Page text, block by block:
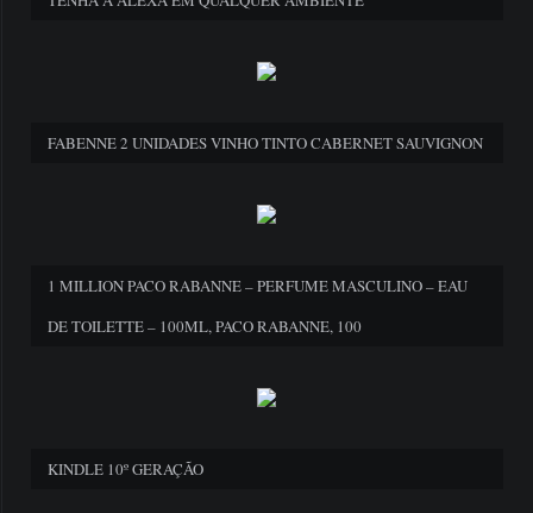
FABENNE 2 UNIDADES VINHO TINTO CABERNET SAUVIGNON
1 MILLION PACO RABANNE – PERFUME MASCULINO – EAU
DE TOILETTE – 100ML, PACO RABANNE, 100
KINDLE 10º GERAÇÃO